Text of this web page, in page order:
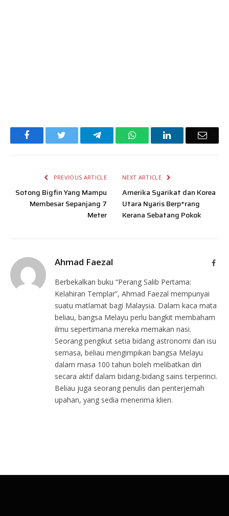
Facebook TelegramWhatsAppLinkedIn Email
PREVIOUS ARTICLE
Sotong Bigfin Yang Mampu
Membesar Sepanjang 7
Meter
NEXT ARTICLE
Amerika Syarikat dan Korea
Utara Nyaris Berp*rang
Kerana Sebatang Pokok
Ahmad Faezal
Berbekalkan buku “Perang Salib Pertama:
Kelahiran Templar”, Ahmad Faezal mempunyai
suatu matlamat bagi Malaysia. Dalam kaca mata
beliau, bangsa Melayu perlu bangkit membaham
ilmu sepertimana mereka memakan nasi.
Seorang pengikut setia bidang astronomi dan isu
semasa, beliau mengimpikan bangsa Melayu
dalam masa 100 tahun boleh melibatkan diri
secara aktif dalam bidang-bidang sains terperinci.
Beliau juga seorang penulis dan penterjemah
upahan, yang sedia menerima klien.